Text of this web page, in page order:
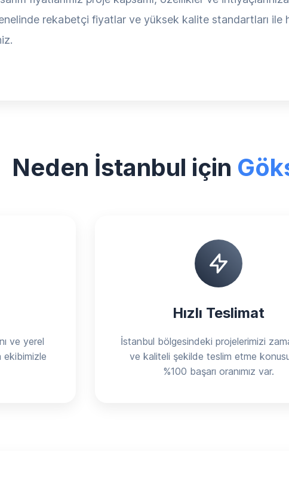
rekabetçi fiyatlar ve yüksek kalite standartları ile
Neden İstanbul için
ve yerel
ekibimizle
Hızlı Teslimat
İstanbul bölgesindeki projelerimizi
ve kaliteli şekilde teslim etme
%100 başarı oranımız var.